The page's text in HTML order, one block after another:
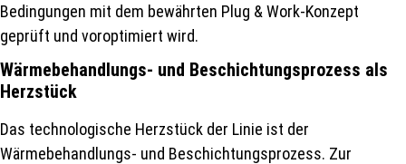
Bedingungen mit dem bewährten Plug & Work-Konzept
geprüft und voroptimiert wird.
Wärmebehandlungs- und Beschichtungsprozess als
Herzstück
Das technologische Herzstück der Linie ist der
Wärmebehandlungs- und Beschichtungsprozess. Zur